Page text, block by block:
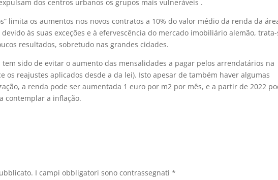
dos centros urbanos os grupos mais vulneráveis .
limita os aumentos nos novos contratos a 10% do valor médio da renda da
às suas exceções e à efervescência do mercado imobiliário alemão,
resultados, sobretudo nas grandes cidades.
sido de evitar o aumento das mensalidades a pagar pelos arrendatários na
os reajustes aplicados desde a da lei). Isto apesar de também haver algumas
a renda pode ser aumentada 1 euro por m2 por mês, e a partir de 2022
contemplar a inflação.
I campi obbligatori sono contrassegnati*